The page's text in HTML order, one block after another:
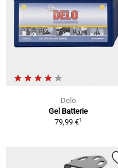
Delo
Gel Batterie
79,99 €1